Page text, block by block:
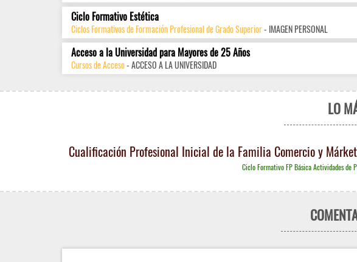
Ciclo Formativo Estética
Ciclos Formativos de Formación Profesional de Grado Superior- IMAGEN PERSONAL
Acceso a la Universidad para Mayores de 25 Años
Cursos de Acceso- ACCESO A LA UNIVERSIDAD
LO
Cualificación Profesional Inicial de la Familia Comercio y
Ciclo Formativo FP Básica Actividades de